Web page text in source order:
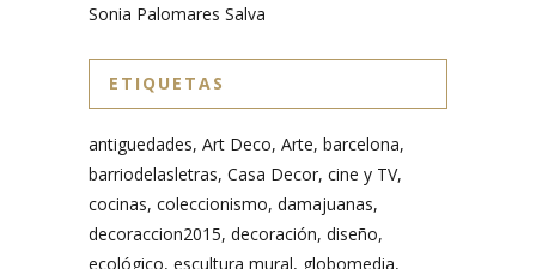
Sonia Palomares Salva
ETIQUETAS
antiguedades Art Deco Arte barcelona
barriodelasletras Casa Decor cine y TV
cocinas coleccionismo damajuanas
decoraccion2015 decoración diseño
ecológico escultura mural globomedia